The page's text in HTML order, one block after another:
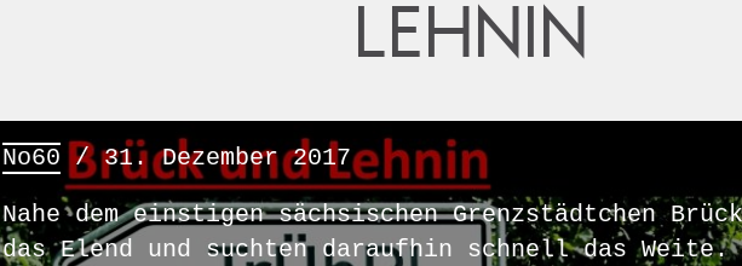
LEHNIN
No60 / 31. Dezember 2017
Nahe dem einstigen sächsischen Grenzstädtchen
das Elend und suchten daraufhin schnell das Weite.